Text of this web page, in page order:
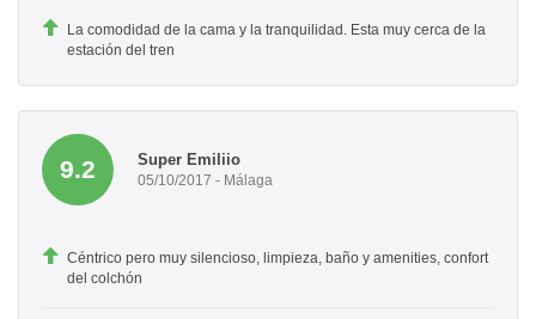
La comodidad de la cama y la tranquilidad. Esta muy cerca de la
estación del tren
9.2 Super Emiliio
05/10/2017 - Málaga
Céntrico pero muy silencioso, limpieza, baño y amenities, confort
del colchón